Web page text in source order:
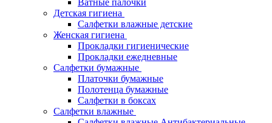
Ватные палочки
Детская гигиена
Салфетки влажные детские
Женская гигиена
Прокладки гигиенические
Прокладки ежедневные
Салфетки бумажные
Платочки бумажные
Полотенца бумажные
Салфетки в боксах
Салфетки влажные